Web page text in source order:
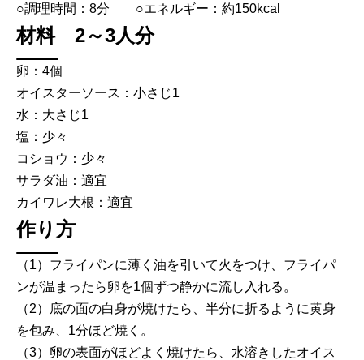
○調理時間：8分 ○エネルギー：約150kcal
材料 2～3人分
卵：4個
オイスターソース：小さじ1
水：大さじ1
塩：少々
コショウ：少々
サラダ油：適宜
カイワレ大根：適宜
作り方
（1）フライパンに薄く油を引いて火をつけ、フライパ
ンが温まったら卵を1個ずつ静かに流し入れる。
（2）底の面の白身が焼けたら、半分に折るように黄身
を包み、1分ほど焼く。
（3）卵の表面がほどよく焼けたら、水溶きしたオイス